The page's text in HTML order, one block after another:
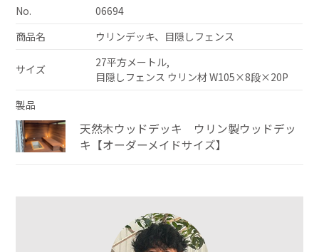
No.
06694
商品名
ウリンデッキ、目隠しフェンス
サイズ
27平方メートル,
目隠しフェンス ウリン材 W105×8段×20P
製品
天然木ウッドデッキ ウリン製ウッドデッ
キ【オーダーメイドサイズ】